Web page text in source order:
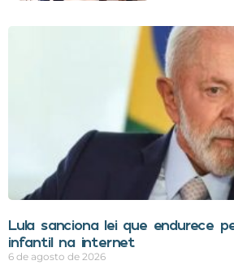
Lula sanciona lei que endurece
infantil na internet
6 de agosto de 2026